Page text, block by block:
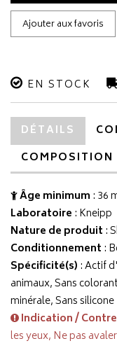
Ajouter aux favoris
EN STOCK
DÉTAILS
COMPOSITION
Âge minimum : 36
Laboratoire : Kneipp
Nature de produit :
Conditionnement :
Spécificité(s) : Actif
animaux, Sans
minérale, Sans silicone
Indication /
les yeux, Ne pas avaler